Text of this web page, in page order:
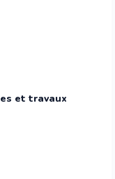
et travaux